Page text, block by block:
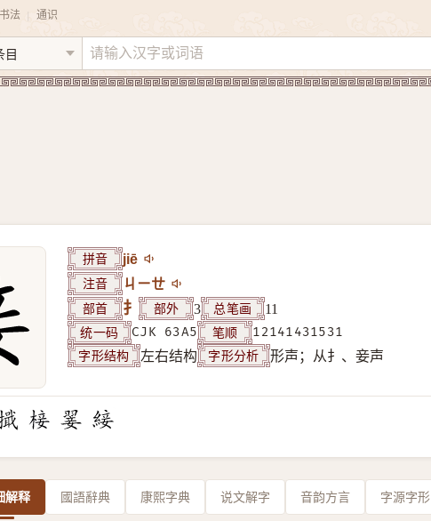
书法 通识
拼音 jiē
注音 ㄐㄧㄝ
部首 扌 部外 3 总笔画 11
统一码 CJK 63A5 笔顺 12141431531
字形结构 左右结构 字形分析 形声；从扌、妾声
解释 國語辭典 康熙字典 说文解字 音韵方言 字源字形